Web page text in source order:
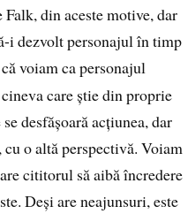
din aceste motive, dar
i dezvolt personajul în timp
voiam ca personajul
care știe din proprie
desfășoară acțiunea, dar
o altă perspectivă. Voiam
cititorul să aibă încredere
Deși are neajunsuri, este